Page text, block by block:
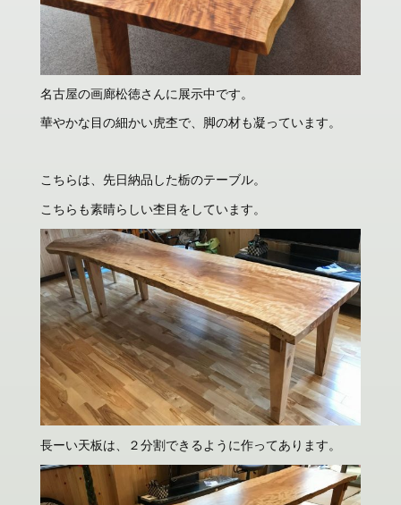
名古屋の画廊松徳さんに展示中です。
華やかな目の細かい虎杢で、脚の材も凝っています。
こちらは、先日納品した栃のテーブル。
こちらも素晴らしい杢目をしています。
長ーい天板は、２分割できるように作ってあります。